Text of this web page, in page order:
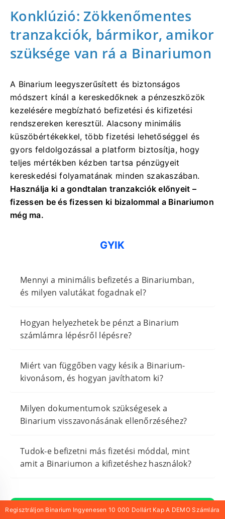
Konklúzió: Zökkenőmentes
tranzakciók, bármikor, amikor
szüksége van rá a Binariumon
A Binarium leegyszerűsített és biztonságos
módszert kínál a kereskedőknek a pénzeszközök
kezelésére megbízható befizetési és kifizetési
rendszereken keresztül. Alacsony minimális
küszöbértékekkel, több fizetési lehetőséggel és
gyors feldolgozással a platform biztosítja, hogy
teljes mértékben kézben tartsa pénzügyeit
kereskedési folyamatának minden szakaszában.
Használja ki a gondtalan tranzakciók előnyeit –
fizessen be és fizessen ki bizalommal a Binariumon
még ma.
GYIK
Mennyi a minimális befizetés a Binariumban,
és milyen valutákat fogadnak el?
Hogyan helyezhetek be pénzt a Binarium
számlámra lépésről lépésre?
Miért van függőben vagy késik a Binarium-
kivonásom, és hogyan javíthatom ki?
Milyen dokumentumok szükségesek a
Binarium visszavonásának ellenőrzéséhez?
Tudok-e befizetni más fizetési móddal, mint
amit a Binariumon a kifizetéshez használok?
Regisztráljon Binarium-As Számot És Kap
Ingyenes 10 000 Dollárt
Regisztráljon Binarium Ingyenesen 10 000 Dollárt Kap A DEMO Számlára